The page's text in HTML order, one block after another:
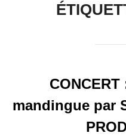
mandingue par